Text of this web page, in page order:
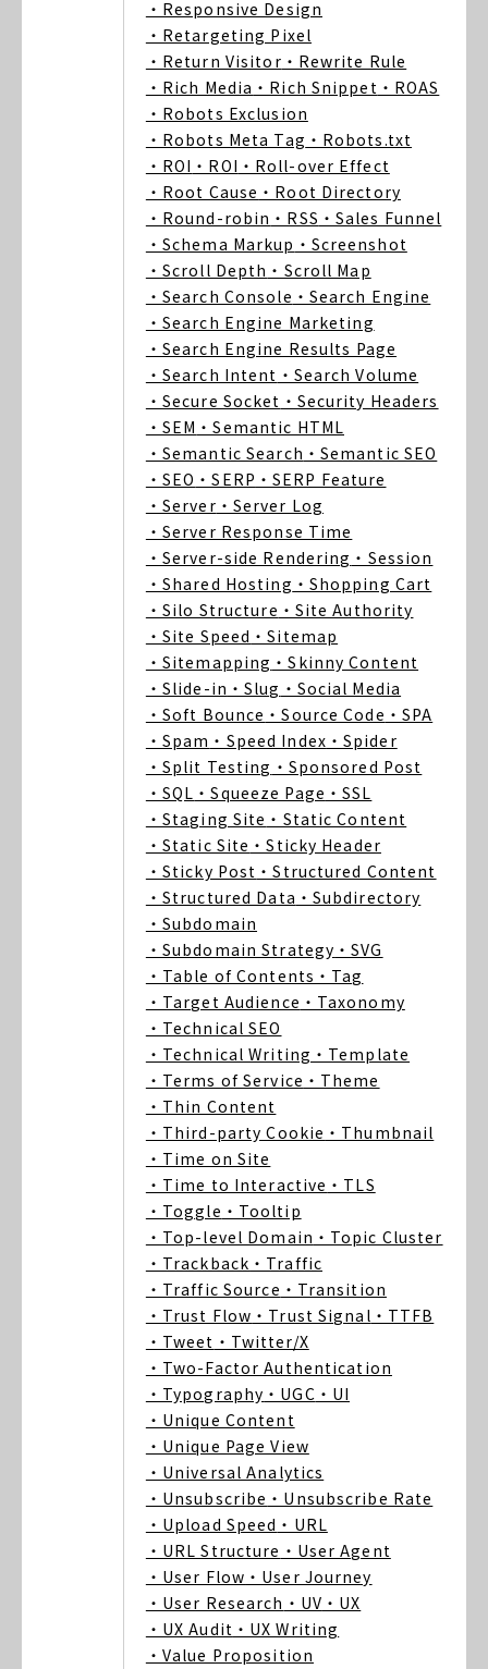
・Responsive Design
・Retargeting Pixel
・Return Visitor ・Rewrite Rule
・Rich Media ・Rich Snippet ・ROAS
・Robots Exclusion
・Robots Meta Tag ・Robots.txt
・ROI ・ROI ・Roll-over Effect
・Root Cause ・Root Directory
・Round-robin ・RSS ・Sales Funnel
・Schema Markup ・Screenshot
・Scroll Depth ・Scroll Map
・Search Console ・Search Engine
・Search Engine Marketing
・Search Engine Results Page
・Search Intent ・Search Volume
・Secure Socket ・Security Headers
・SEM ・Semantic HTML
・Semantic Search ・Semantic SEO
・SEO ・SERP ・SERP Feature
・Server ・Server Log
・Server Response Time
・Server-side Rendering ・Session
・Shared Hosting ・Shopping Cart
・Silo Structure ・Site Authority
・Site Speed ・Sitemap
・Sitemapping ・Skinny Content
・Slide-in ・Slug ・Social Media
・Soft Bounce ・Source Code ・SPA
・Spam ・Speed Index ・Spider
・Split Testing ・Sponsored Post
・SQL ・Squeeze Page ・SSL
・Staging Site ・Static Content
・Static Site ・Sticky Header
・Sticky Post ・Structured Content
・Structured Data ・Subdirectory
・Subdomain
・Subdomain Strategy ・SVG
・Table of Contents ・Tag
・Target Audience ・Taxonomy
・Technical SEO
・Technical Writing ・Template
・Terms of Service ・Theme
・Thin Content
・Third-party Cookie ・Thumbnail
・Time on Site
・Time to Interactive ・TLS
・Toggle ・Tooltip
・Top-level Domain ・Topic Cluster
・Trackback ・Traffic
・Traffic Source ・Transition
・Trust Flow ・Trust Signal ・TTFB
・Tweet ・Twitter/X
・Two-Factor Authentication
・Typography ・UGC ・UI
・Unique Content
・Unique Page View
・Universal Analytics
・Unsubscribe ・Unsubscribe Rate
・Upload Speed ・URL
・URL Structure ・User Agent
・User Flow ・User Journey
・User Research ・UV ・UX
・UX Audit ・UX Writing
・Value Proposition